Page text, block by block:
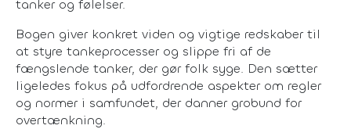
tanker og følelser.
Bogen giver konkret viden og vigtige redskaber til
at styre tankeprocesser og slippe fri af de
fængslende tanker, der gør folk syge. Den sætter
ligeledes fokus på udfordrende aspekter om regler
og normer i samfundet, der danner grobund for
overtænkning.